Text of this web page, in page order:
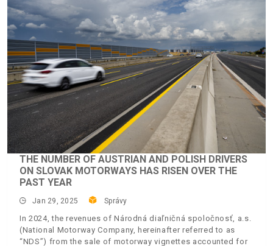
THE NUMBER OF AUSTRIAN AND POLISH DRIVERS
ON SLOVAK MOTORWAYS HAS RISEN OVER THE
PAST YEAR
Jan 29, 2025 Správy
In 2024, the revenues of Národná diaľničná spoločnosť, a.s.
(National Motorway Company, hereinafter referred to as
“NDS”) from the sale of motorway vignettes accounted for